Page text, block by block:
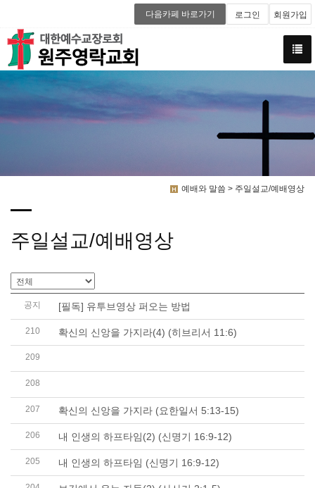
다음카페 바로가기 로그인 회원가입
예배와 말씀 > 주일설교/예배영상
주일설교/예배영상
공지 [필독] 유투브영상 퍼오는 방법
210 확신의 신앙을 가지라(4) (히브리서 11:6)
209
208
207 확신의 신앙을 가지라 (요한일서 5:13-15)
206 내 인생의 하프타임(2) (신명기 16:9-12)
205 내 인생의 하프타임 (신명기 16:9-12)